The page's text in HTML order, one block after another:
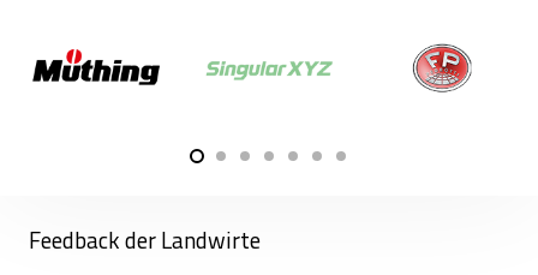
damit Sie so viel arbeiten können, wie Sie möchten.
Die Miete ist für einen Tag, eine Woche oder einen
Unternehmens ist in ganz Litauen tätig, sodass
die Uhr reibungslos funktionieren.
Feedback der Landwirte